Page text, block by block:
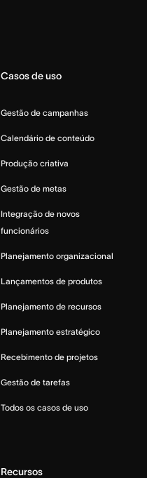
Casos de uso
Gestão de campanhas
Calendário de conteúdo
Produção criativa
Gestão de metas
Integração de novos
funcionários
Planejamento organizacional
Lançamentos de produtos
Planejamento de recursos
Planejamento estratégico
Recebimento de projetos
Gestão de tarefas
Todos os casos de uso
Recursos